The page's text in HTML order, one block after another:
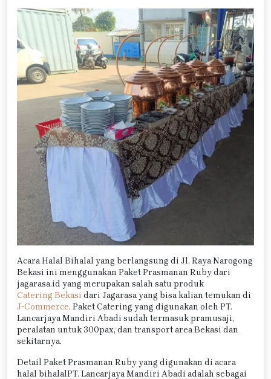
Acara Halal Bihalal yang berlangsung di Jl. Raya Narogong
Bekasi ini menggunakan Paket Prasmanan Ruby dari
jagarasa.id yang merupakan salah satu produk
Catering Bekasi dari Jagarasa yang bisa kalian temukan di
J-Commerce. Paket Catering yang digunakan oleh PT.
Lancarjaya Mandiri Abadi sudah termasuk pramusaji,
peralatan untuk 300pax, dan transport area Bekasi dan
sekitarnya.
Detail Paket Prasmanan Ruby yang digunakan di acara
halal bihalalPT. Lancarjaya Mandiri Abadi adalah sebagai